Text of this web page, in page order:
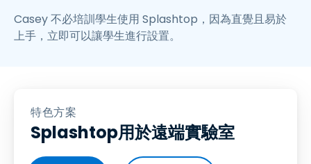
Casey 不必培訓學生使用 Splashtop，因為直覺且易於
上手，立即可以讓學生進行設置。
特色方案
Splashtop用於遠端實驗室